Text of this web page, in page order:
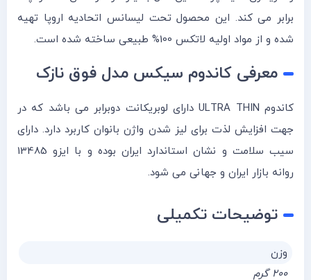
برابر می کند. این محصول تحت لیسانس اتحادیه اروپا تهیه
شده و از مواد اولیه لاتکس 100% طبیعی ساخته شده است.
معرفی کاندوم سیکس مدل فوق نازک
کاندوم ULTRA THIN دارای لوبریکانت دوبرابر می باشد که در
جهت افزایش لذت برای لیز شدن واژن بانوان کاربرد دارد. دارای
سیب سلامت و نشان استاندارد ایران بوده و با ایزو 13485
روانه بازار ایران و جهانی می شود.
توضیحات تکمیلی
وزن
۲۰۰ گرم